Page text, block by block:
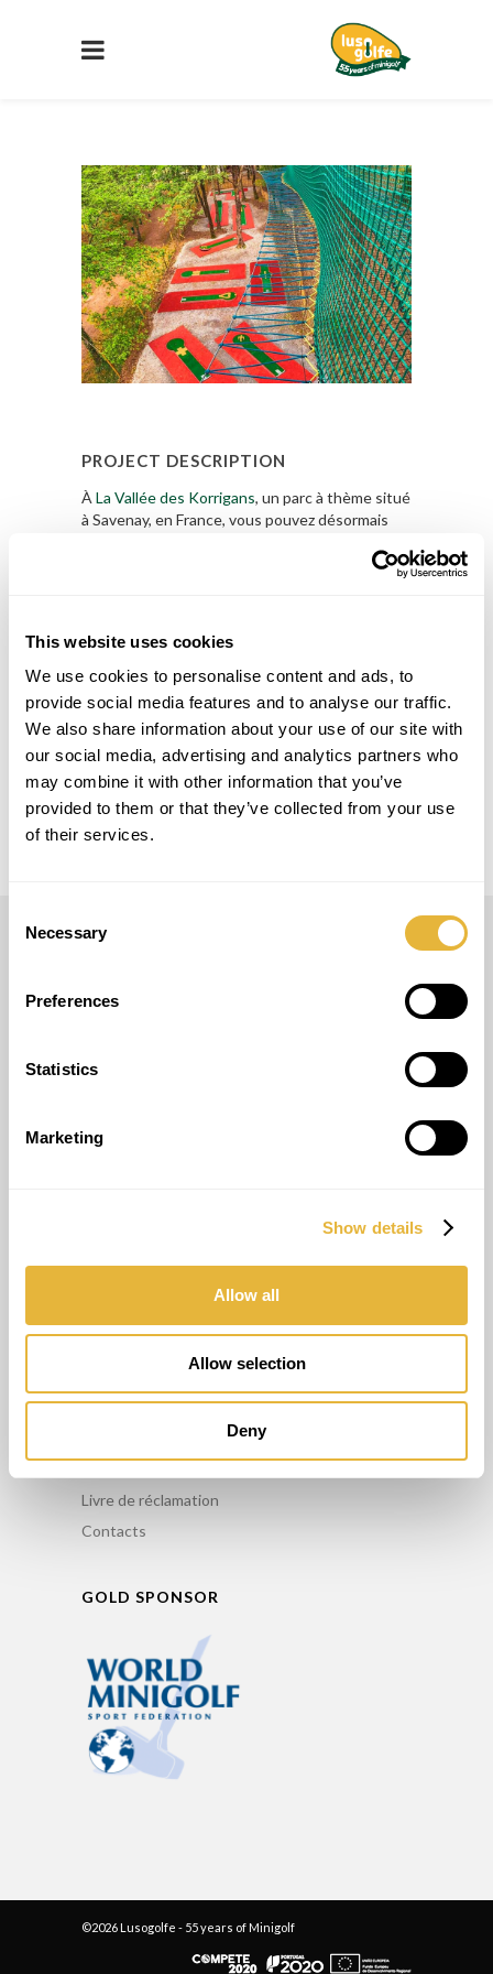
This website uses cookies
We use cookies to personalise content and ads, to
provide social media features and to analyse our traffic.
We also share information about your use of our site with
our social media, advertising and analytics partners who
may combine it with other information that you’ve
provided to them or that they’ve collected from your use
of their services.
Selection
Necessary
Preferences
Statistics
Marketing
Show details
Allow all
Allow selection
Deny
PROJECT DESCRIPTION
À La Vallée des Korrigans, un parc à thème situé
à Savenay, en France, vous pouvez désormais
Au total, il y a 9 pistes de Minigolf, 6 du modèle
Obtenir Un Devis
PROJECT DETAILS
LOCAL
Savenay
(+351) 917 180 500
Entraînement
Location de Minigolf
INFO
Livre de réclamation
Contacts
GOLD SPONSOR
©2026 Lusogolfe - 55 years of Minigolf